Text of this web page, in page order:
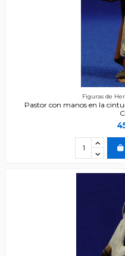
Figuras de
Pastor con manos en la